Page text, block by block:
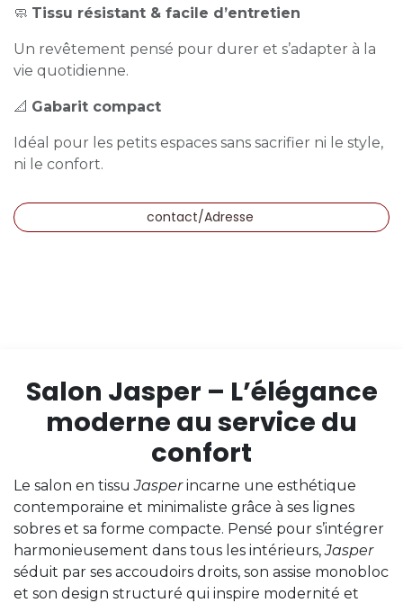
🧼 Tissu résistant & facile d’entretien
Un revêtement pensé pour durer et s’adapter à la
vie quotidienne.
📐 Gabarit compact
Idéal pour les petits espaces sans sacrifier ni le style,
ni le confort.
contact/Adresse
Salon Jasper – L’élégance
moderne au service du
confort
Le salon en tissuJasperincarne une esthétique
contemporaine et minimaliste grâce à ses lignes
sobres et sa forme compacte. Pensé pour s’intégrer
harmonieusement dans tous les intérieurs,Jasper
séduit par ses accoudoirs droits, son assise monobloc
et son design structuré qui inspire modernité et